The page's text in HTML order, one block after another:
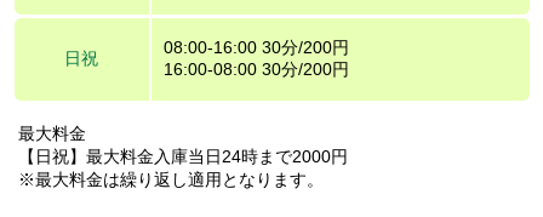
日祝
08:00-16:00 30分/200円
16:00-08:00 30分/200円
最大料金
【日祝】最大料金入庫当日24時まで2000円
※最大料金は繰り返し適用となります。